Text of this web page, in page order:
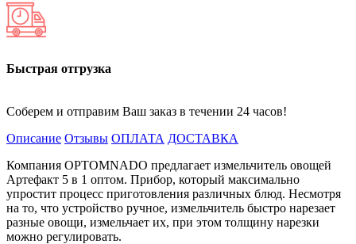
Быстрая отгрузка
Соберем и отправим Ваш заказ в течении 24 часов!
Описание Отзывы ОПЛАТА ДОСТАВКА
Компания OPTOMNADO предлагает измельчитель овощей
Артефакт 5 в 1 оптом. Прибор, который максимально
упростит процесс приготовления различных блюд. Несмотря
на то, что устройство ручное, измельчитель быстро нарезает
разные овощи, измельчает их, при этом толщину нарезки
можно регулировать.